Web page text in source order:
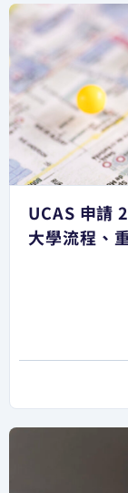
UCAS 申請
大學流程、